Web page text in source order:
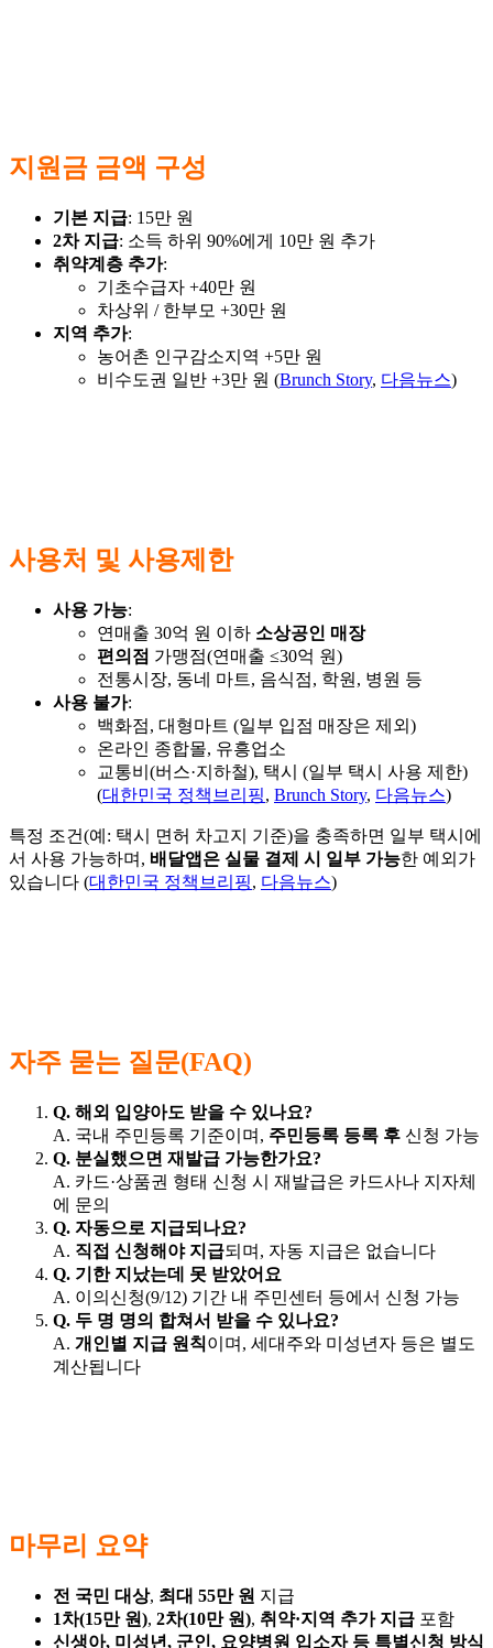
지원금 금액 구성
기본 지급: 15만 원
2차 지급: 소득 하위 90%에게 10만 원 추가
취약계층 추가:
기초수급자 +40만 원
차상위 / 한부모 +30만 원
지역 추가:
농어촌 인구감소지역 +5만 원
비수도권 일반 +3만 원 (Brunch Story, 다음뉴스)
사용처 및 사용제한
사용 가능:
연매출 30억 원 이하 소상공인 매장
편의점 가맹점(연매출 ≤30억 원)
전통시장, 동네 마트, 음식점, 학원, 병원 등
사용 불가:
백화점, 대형마트 (일부 입점 매장은 제외)
온라인 종합몰, 유흥업소
교통비(버스·지하철), 택시 (일부 택시 사용 제한)
(대한민국 정책브리핑, Brunch Story, 다음뉴스)
특정 조건(예: 택시 면허 차고지 기준)을 충족하면 일부 택시에
서 사용 가능하며, 배달앱은 실물 결제 시 일부 가능한 예외가
있습니다 (대한민국 정책브리핑, 다음뉴스)
자주 묻는 질문(FAQ)
Q. 해외 입양아도 받을 수 있나요?
A. 국내 주민등록 기준이며, 주민등록 등록 후 신청 가능
Q. 분실했으면 재발급 가능한가요?
A. 카드·상품권 형태 신청 시 재발급은 카드사나 지자체
에 문의
Q. 자동으로 지급되나요?
A. 직접 신청해야 지급되며, 자동 지급은 없습니다
Q. 기한 지났는데 못 받았어요
A. 이의신청(9/12) 기간 내 주민센터 등에서 신청 가능
Q. 두 명 명의 합쳐서 받을 수 있나요?
A. 개인별 지급 원칙이며, 세대주와 미성년자 등은 별도
계산됩니다
마무리 요약
전 국민 대상, 최대 55만 원 지급
1차(15만 원), 2차(10만 원), 취약·지역 추가 지급 포함
신생아, 미성년, 군인, 요양병원 입소자 등 특별신청 방식